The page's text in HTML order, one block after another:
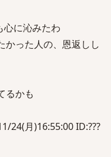
心に沁みたわ
かった人の、恩返しし
るかも
24(月)16:55:00 ID:???